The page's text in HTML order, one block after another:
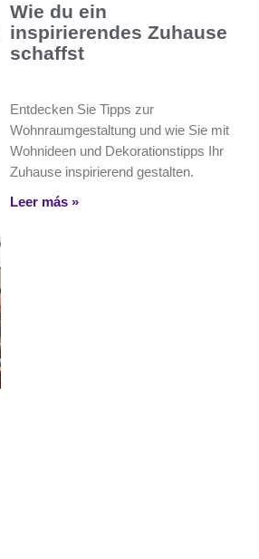
Wie du ein
inspirierendes Zuhause
schaffst
Entdecken Sie Tipps zur
Wohnraumgestaltung und wie Sie mit
Wohnideen und Dekorationstipps Ihr
Zuhause inspirierend gestalten.
Leer más »